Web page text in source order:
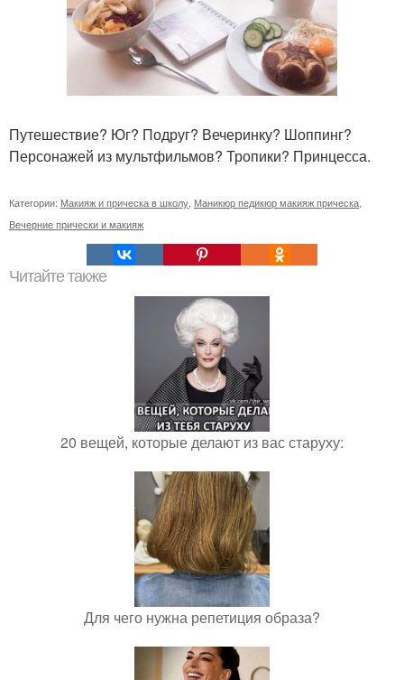
Путешествие? Юг? Подруг? Вечеринку? Шоппинг?
Персонажей из мультфильмов? Тропики? Принцесса.
Категории: Макияж и прическа в школу, Маникюр педикюр макияж прическа,
Вечерние прически и макияж
Читайте также
20 вещей, которые делают из вас старуху:
Для чего нужна репетиция образа?